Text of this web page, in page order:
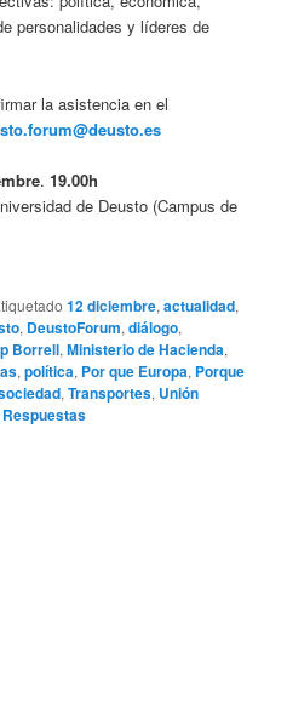
personalidades y líderes de
la asistencia en el
.19.00h
de Deusto (Campus de
12 diciembre,actualidad,
, DeustoForum,diálogo,
Borrell,Ministerio de Hacienda,
,política, Por que Europa, Porque
,Transportes, Unión
Respuestas